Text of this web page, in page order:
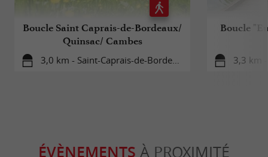
Boucle Saint Caprais-de-Bordeaux/
Quinsac/ Cambes
3,0 km - Saint-Caprais-de-Bordeaux
Boucle
3,3 km
ÉVÈNEMENTS À PROXIMITÉ